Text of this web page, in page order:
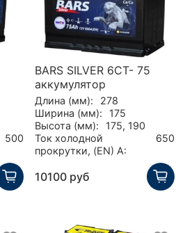
500
BARS SILVER 6СТ- 75
аккумулятор
Длина (мм):
278
Ширина (мм):
175
Высота (мм):
175, 190
Ток холодной
прокрутки, (EN) А:
650
10100 руб